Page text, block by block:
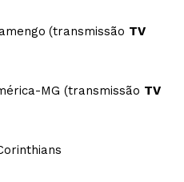
(transmissão TV
MG (transmissão TV